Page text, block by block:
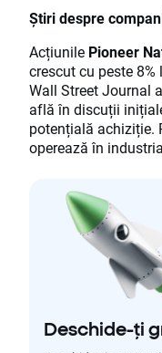
Știri despre
Acțiunile Pioneer
crescut cu peste
Wall Street Journal
află în discuții
potențială achiziție.
operează în
Deschide-ți